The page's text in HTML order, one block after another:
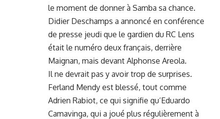
le moment de donner à Samba sa chance.
Didier Deschamps a annoncé en conférence
de presse jeudi que le gardien du RC Lens
était le numéro deux français, derrière
Maignan, mais devant Alphonse Areola.
Il ne devrait pas y avoir trop de surprises.
Ferland Mendy est blessé, tout comme
Adrien Rabiot, ce qui signifie qu’Eduardo
Camavinga, qui a joué plus régulièrement à